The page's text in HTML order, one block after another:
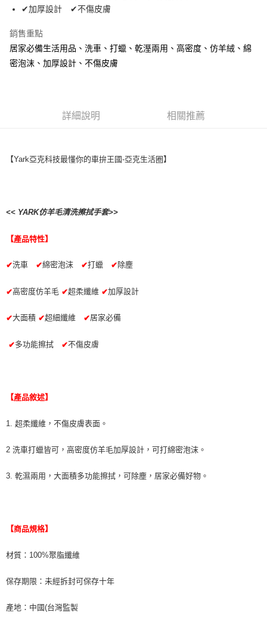
悠遊付
全盈+PAY
AFTEE先享後付
相關說明
１．簡單：不需註冊會員、不需綁卡、不需儲值。
２．便利：只要手機號碼，簡訊認證，即可結帳。
１．於結帳方式選擇「AFTEE先享後付」後，將跳轉至「AFTEE先享後付」
ATM／網路銀行／等多元方式進行付款，方視為交易完成。
※ 請注意：結帳手續完成當下不需立刻繳費，但若您需要取消訂單，請聯絡
後付繳納相關費用。
是否繳費成功／繳費後需取消欲退款等相關疑問，請聯繫「AFTEE先享後付
客戶支援中心」https://netprotections.freshdesk.com/support/home
【注意事項】
易，需依本服務之必要範圍內提供個人資料，並將交易相關給付款項請求債
權轉讓予恩沛科技股份有限公司。
https://aftee.tw/terms/#terms3
時審查核予不同之上限額度；若仍有額度不足之情形，本公司將視審查結果
５．嚴禁一人註冊多個帳號或使用他人資訊註冊。若發現惡意使用之情形，
萊爾富取貨付款 (運費70$)
每筆NT$70，滿NT$490(含以上)免運費
7-11取貨付款 (運費70$)
每筆NT$70，滿NT$490(含以上)免運費
✔加厚設計 ✔不傷皮膚
銷售重點
居家必備生活用品、洗車、打蠟、乾溼兩用、高密度、仿羊絨、綿
密泡沫、加厚設計、不傷皮膚
詳細說明 相關推薦
【Yark亞克科技最懂你的車拚王國-亞克生活圈】
<< YARK仿羊毛清洗擦拭手套>>
【產品特性】
✔洗車 ✔綿密泡沫 ✔打蠟 ✔ 除塵
✔高密度仿羊毛 ✔超柔纖維 ✔加厚設計
✔大面積 ✔超細纖維 ✔居家必備
✔多功能擦拭 ✔不傷皮膚
【產品敘述】
1. 超柔纖維，不傷皮膚表面。
2 洗車打蠟皆可，高密度仿羊毛加厚設計，可打綿密泡沫。
3. 乾濕兩用，大面積多功能擦拭，可除塵，居家必備好物。
【商品規格】
材質：100%聚脂纖維
保存期限：未經拆封可保存十年
產地：中國(台灣監製